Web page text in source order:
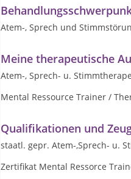
Atem-, Sprech und
Meine therapeutische
Atem-, Sprech- u.
Mental Ressource Trainer /
Qualifikationen und
staatl. gepr. Atem-,Sprech- u.
Zertifikat Mental Ressorce